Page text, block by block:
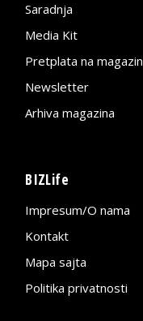
Saradnja
Media Kit
Pretplata na magazin
Newsletter
Arhiva magazina
BIZLife
Impresum/O nama
Kontakt
Mapa sajta
Politika privatnosti